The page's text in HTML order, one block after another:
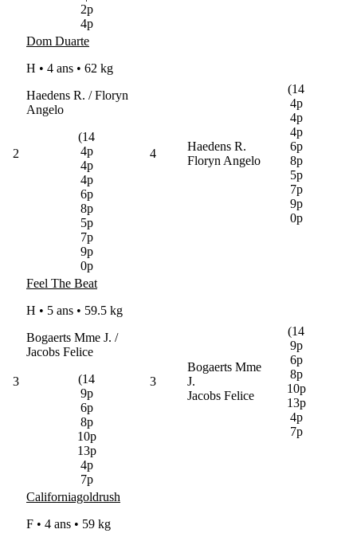
2p
4p
2
Dom Duarte
H • 4 ans • 62 kg
Haedens R. / Floryn
Angelo
(14
4p
4p
4p
6p
8p
5p
7p
9p
0p
4
Haedens R.
Floryn Angelo
(14
4p
4p
4p
6p
8p
5p
7p
9p
0p
3
Feel The Beat
H • 5 ans • 59.5 kg
Bogaerts Mme J. /
Jacobs Felice
(14
9p
6p
8p
10p
13p
4p
7p
3
Bogaerts Mme
J.
Jacobs Felice
(14
9p
6p
8p
10p
13p
4p
7p
Californiagoldrush
F • 4 ans • 59 kg